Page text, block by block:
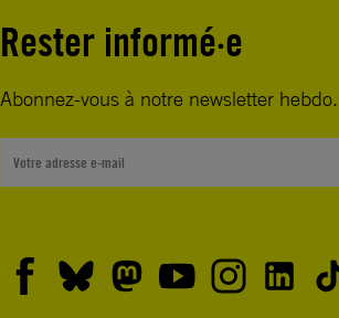
Rester informé·e
Abonnez-vous à notre newsletter hebdo.